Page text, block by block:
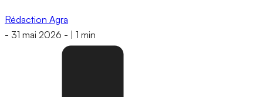
Rédaction Agra
- 31 mai 2026 - 1 min